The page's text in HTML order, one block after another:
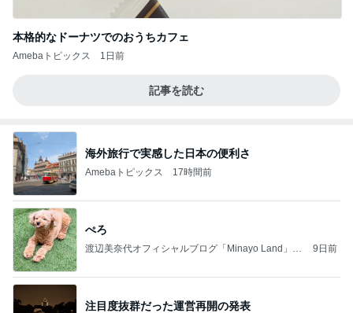
本格的なドーナツでのおうちカフェ
Amebaトピックス 1日前
記事を読む
海外旅行で実感した日本の便利さ
Amebaトピックス 17時間前
ぺろ
渡辺美奈代オフィシャルブログ「Minayo Land」P
9日前
注目度抜群だった運営再開の発表